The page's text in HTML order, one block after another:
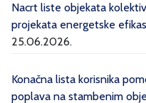
Nacrt liste objekata
projekata energetske
25.06.2026.
Konačna lista korisnika
poplava na stambenim